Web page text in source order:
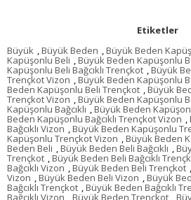
Etiketler
Büyük
Büyük Beden Büyük Beden
Kapüşonlu Beli Büyük Beden Kapüşonlu
Kapüşonlu Beli Bağcıklı Trençkot ,Büyük
Trençkot Vizon Büyük Beden Kapüşonlu
Beden Kapüşonlu Beli Trençkot Büyük
Trençkot Vizon Büyük Beden Kapüşonlu
Kapüşonlu Bağcıklı , Büyük Beden
Beden Kapüşonlu Bağcıklı Trençkot Vizon
Bağcıklı Vizon Büyük Beden Kapüşonlu
Kapüşonlu Trençkot Vizon Büyük Beden
Beden Beli Büyük Beden Beli Bağcıklı
Trençkot Büyük Beden Beli Bağcıklı
Bağcıklı Vizon Büyük Beden Beli Trençkot
Vizon Büyük Beden Beli Vizon Büyük
Bağcıklı Trençkot Büyük Beden Bağcıklı
Bağcıklı Vizon Büyük Beden Trençkot